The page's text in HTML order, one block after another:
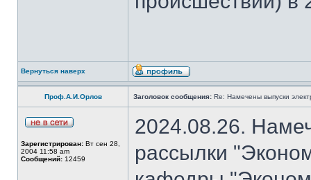
Вернуться наверх
Проф.А.И.Орлов Заголовок сообщения: Re: Намечены выпуски
Зарегистрирован: Вт сен 28,
2004 11:58 am
Сообщений: 12459
2024.08.26.
рассылки